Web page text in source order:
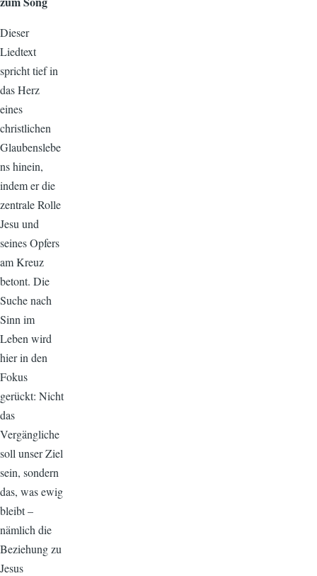
Dieser
Liedtext
spricht tief in
das Herz
eines
christlichen
Glaubenslebe
ns hinein,
indem er die
zentrale Rolle
Jesu und
seines Opfers
am Kreuz
betont. Die
Suche nach
Sinn im
Leben wird
hier in den
Fokus
gerückt: Nicht
das
Vergängliche
soll unser Ziel
sein, sondern
das, was ewig
bleibt –
nämlich die
Beziehung zu
Jesus